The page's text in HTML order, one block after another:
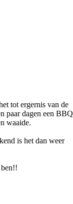
tot ergernis van de
paar dagen een BBQ
waaide.
is het dan weer